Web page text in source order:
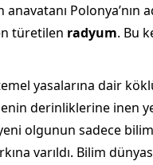
Polonya’nın
türetilen radyum. Bu
yasalarına dair
derinliklerine inen
yeni olgunun sadece
varıldı. Bilim